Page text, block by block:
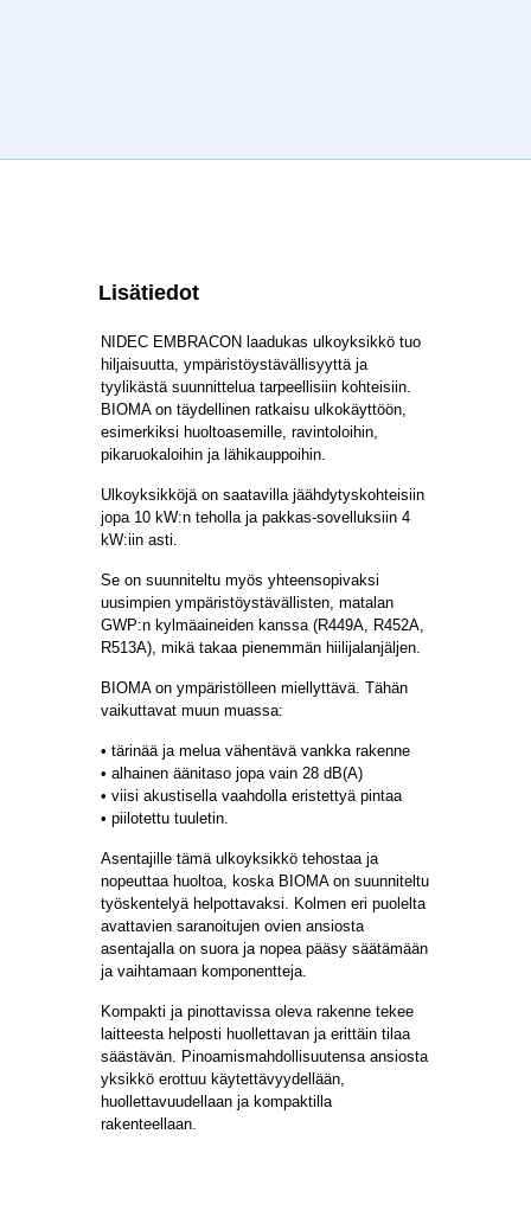
Lisätiedot
NIDEC EMBRACON laadukas ulkoyksikkö tuo
hiljaisuutta, ympäristöystävällisyyttä ja
tyylikästä suunnittelua tarpeellisiin kohteisiin.
BIOMA on täydellinen ratkaisu ulkokäyttöön,
esimerkiksi huoltoasemille, ravintoloihin,
pikaruokaloihin ja lähikauppoihin.
Ulkoyksikköjä on saatavilla jäähdytyskohteisiin
jopa 10 kW:n teholla ja pakkas-sovelluksiin 4
kW:iin asti.
Se on suunniteltu myös yhteensopivaksi
uusimpien ympäristöystävällisten, matalan
GWP:n kylmäaineiden kanssa (R449A, R452A,
R513A), mikä takaa pienemmän hiilijalanjäljen.
BIOMA on ympäristölleen miellyttävä. Tähän
vaikuttavat muun muassa:
• tärinää ja melua vähentävä vankka rakenne
• alhainen äänitaso jopa vain 28 dB(A)
• viisi akustisella vaahdolla eristettyä pintaa
• piilotettu tuuletin.
Asentajille tämä ulkoyksikkö tehostaa ja
nopeuttaa huoltoa, koska BIOMA on suunniteltu
työskentelyä helpottavaksi. Kolmen eri puolelta
avattavien saranoitujen ovien ansiosta
asentajalla on suora ja nopea pääsy säätämään
ja vaihtamaan komponentteja.
Kompakti ja pinottavissa oleva rakenne tekee
laitteesta helposti huollettavan ja erittäin tilaa
säästävän. Pinoamismahdollisuutensa ansiosta
yksikkö erottuu käytettävyydellään,
huollettavuudellaan ja kompaktilla
rakenteellaan.